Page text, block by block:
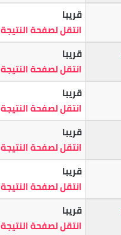
قريبا
انتقل لصفحة النتيجة
قريبا
انتقل لصفحة النتيجة
قريبا
انتقل لصفحة النتيجة
قريبا
انتقل لصفحة النتيجة
قريبا
انتقل لصفحة النتيجة
قريبا
انتقل لصفحة النتيجة